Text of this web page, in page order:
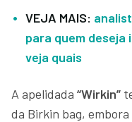
VEJA MAIS:
para quem deseja
veja quais
A apelidada “Wirkin”
da Birkin bag,